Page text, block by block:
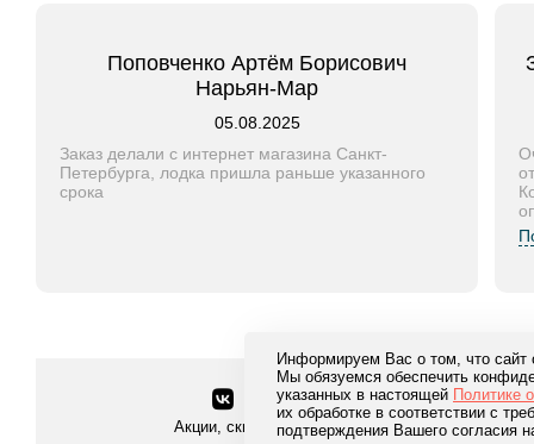
Информируем Вас о том, что сайт
Мы обязуемся обеспечить
указанных в настоящей Политике
их обработке в соответствии с
подтверждения Вашего согласия
Поповченко Артём Борисович
Нарьян-Мар
05.08.2025
Заказ делали с интернет магазина Санкт-
Петербурга, лодка пришла раньше указанного
срока
Акции, скидки и многое другое